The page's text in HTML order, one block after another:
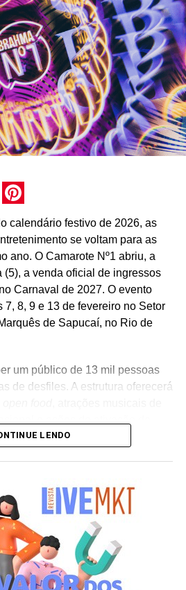
uma taxa de retenção
de resolutividade de 87% nos
engloba ferramentas como
direcionada a produtores
de investimentos
Artificial Generativa),
financeira automatizada e
da campanha engloba
e ações com
o posicionamento do
digital do setor financeiro.
Pinterest
calendário festivo de 2026, as
se voltam para as
ano. O Camarote Nº1 abriu, a
(5), a venda oficial de ingressos
Carnaval de 2027. O evento
8, 9 e 13 de fevereiro no Setor
de Sapucaí, no Rio de
um público de 13 mil pessoas
de desfiles. A estrutura oferecerá
Nº1 é um projeto que faz
que nasce dolifestyle
Marcio Esher, sócio, diretor
da Holding Clube e gestor do
assinada pela agência Banco_
e a Cross Networking,
LENDO